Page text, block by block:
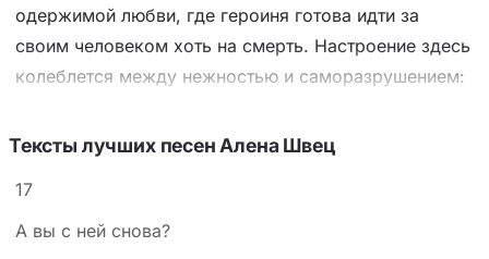
одержимой любви, где героиня готова идти за
своим человеком хоть на смерть. Настроение здесь
колеблется между нежностью и саморазрушением:
«насилуй мою душу». Ключевой образ — расстрел
руки во время расстрела» звучит как высшее
проявление преданности. Простые, почти детские
Тексты лучших песен Алена Швец
17
А вы с ней снова?